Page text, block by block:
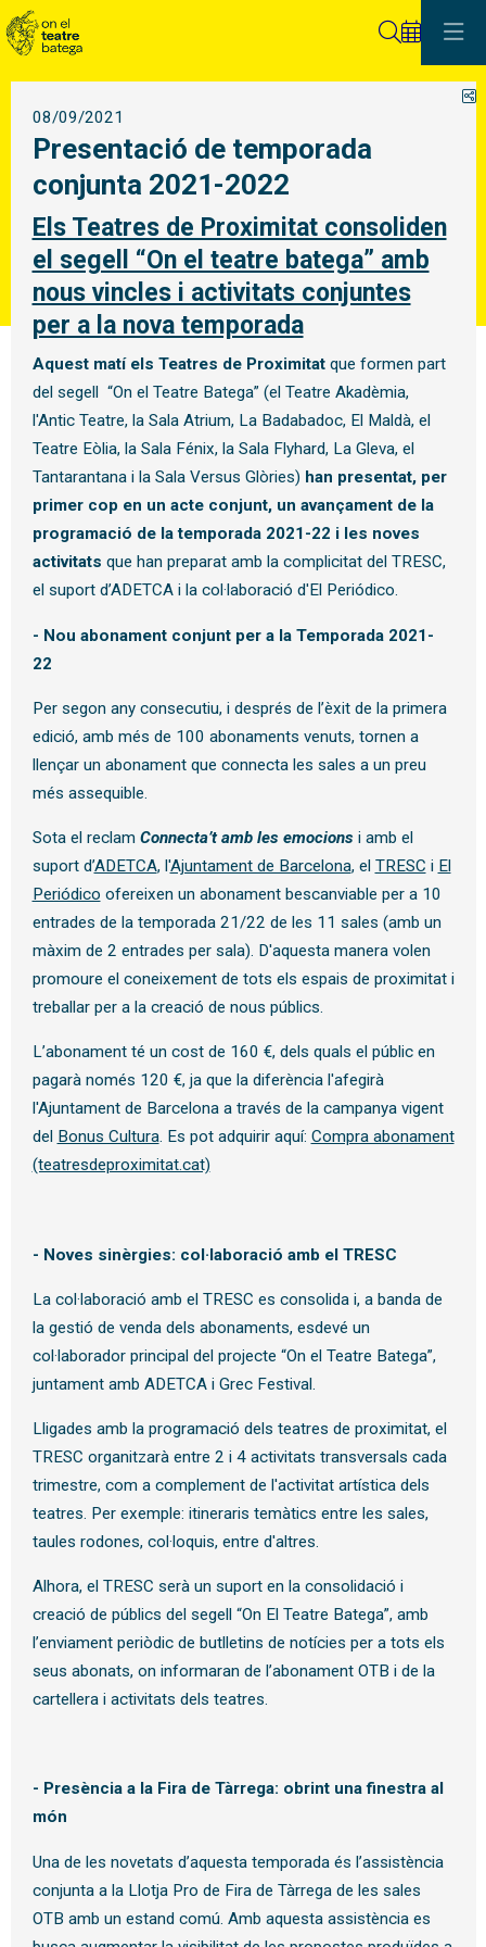
08/09/2021
Presentació de temporada
conjunta 2021-2022
Els Teatres de Proximitat consoliden
el segell “On el teatre batega” amb
nous vincles i activitats conjuntes
per a la nova temporada
Aquest matí els Teatres de Proximitat que formen part
del segell “On el Teatre Batega” (el Teatre Akadèmia,
l'Antic Teatre, la Sala Atrium, La Badabadoc, El Maldà, el
Teatre Eòlia, la Sala Fénix, la Sala Flyhard, La Gleva, el
Tantarantana i la Sala Versus Glòries) han presentat, per
primer cop en un acte conjunt, un avançament de la
programació de la temporada 2021-22 i les noves
activitats que han preparat amb la complicitat del TRESC,
el suport d’ADETCA i la col·laboració d'El Periódico.
- Nou abonament conjunt per a la Temporada 2021-
22
Per segon any consecutiu, i després de l’èxit de la primera
edició, amb més de 100 abonaments venuts, tornen a
llençar un abonament que connecta les sales a un preu
més assequible.
Sota el reclam Connecta’t amb les emocionsi amb el
suport d’ADETCA, l'Ajuntament de Barcelona, el TRESC i El
Periódico ofereixen un abonament bescanviable per a 10
entrades de la temporada 21/22 de les 11 sales (amb un
màxim de 2 entrades per sala). D'aquesta manera volen
promoure el coneixement de tots els espais de proximitat i
treballar per a la creació de nous públics.
L’abonament té un cost de 160 €, dels quals el públic en
pagarà només 120 €, ja que la diferència l'afegirà
l'Ajuntament de Barcelona a través de la campanya vigent
del Bonus Cultura. Es pot adquirir aquí: Compra abonament
(teatresdeproximitat.cat)
- Noves sinèrgies: col·laboració amb el TRESC
La col·laboració amb el TRESC es consolida i, a banda de
la gestió de venda dels abonaments, esdevé un
col·laborador principal del projecte “On el Teatre Batega”,
juntament amb ADETCA i Grec Festival.
Lligades amb la programació dels teatres de proximitat, el
TRESC organitzarà entre 2 i 4 activitats transversals cada
trimestre, com a complement de l'activitat artística dels
teatres. Per exemple: itineraris temàtics entre les sales,
taules rodones, col·loquis, entre d'altres.
Alhora, el TRESC serà un suport en la consolidació i
creació de públics del segell “On El Teatre Batega”, amb
l’enviament periòdic de butlletins de notícies per a tots els
seus abonats, on informaran de l’abonament OTB i de la
cartellera i activitats dels teatres.
- Presència a la Fira de Tàrrega: obrint una finestra al
món
Una de les novetats d’aquesta temporada és l’assistència
conjunta a la Llotja Pro de Fira de Tàrrega de les sales
OTB amb un estand comú. Amb aquesta assistència es